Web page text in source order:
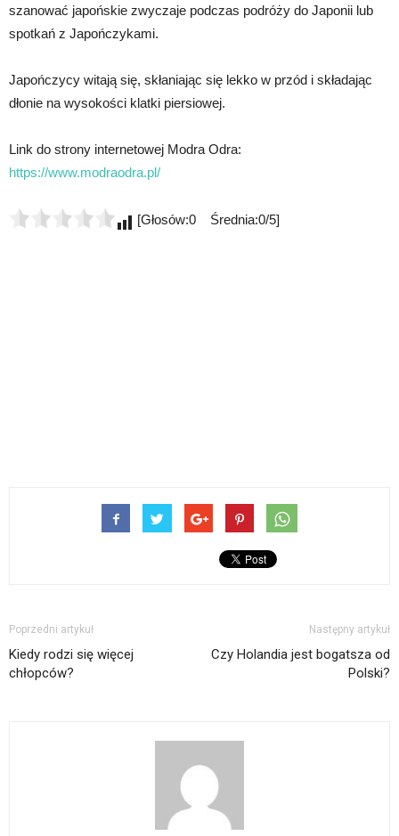
szanować japońskie zwyczaje podczas podróży do Japonii lub
spotkań z Japończykami.
Japończycy witają się, skłaniając się lekko w przód i składając
dłonie na wysokości klatki piersiowej.
Link do strony internetowej Modra Odra:
https://www.modraodra.pl/
[Głosów:0 Średnia:0/5]
Poprzedni artykuł
Kiedy rodzi się więcej
chłopców?
Następny artykuł
Czy Holandia jest bogatsza od
Polski?